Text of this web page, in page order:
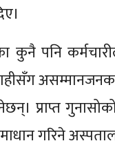
कुनै पनि
प्राप्त
गरिने